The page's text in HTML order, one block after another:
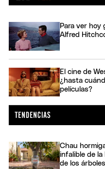
Para ver hoy
Alfred
El cine de
¿hasta
películas?
Chau
infalible de
de los árboles